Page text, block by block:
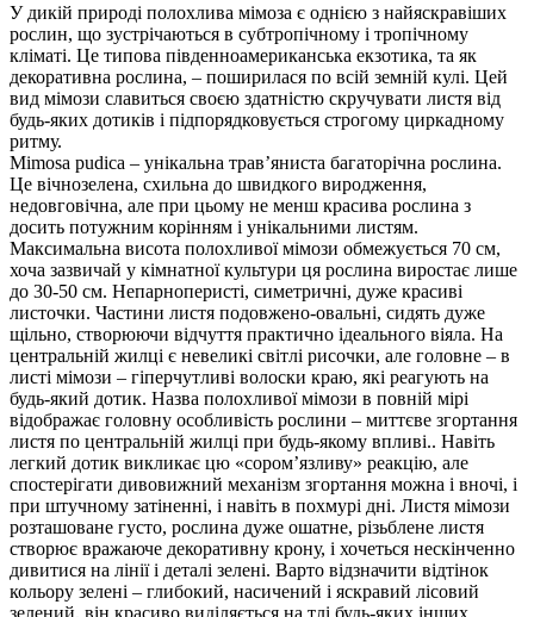
У дикій природі полохлива мімоза є однією з найяскравіших
рослин, що зустрічаються в субтропічному і тропічному
кліматі. Це типова південноамериканська екзотика, та як
декоративна рослина, – поширилася по всій земній кулі. Цей
вид мімози славиться своєю здатністю скручувати листя від
будь-яких дотиків і підпорядковується строгому циркадному
ритму.
Mimosa pudica – унікальна трав’яниста багаторічна рослина.
Це вічнозелена, схильна до швидкого виродження,
недовговічна, але при цьому не менш красива рослина з
досить потужним корінням і унікальними листям.
Максимальна висота полохливої мімози обмежується 70 см,
хоча зазвичай у кімнатної культури ця рослина виростає лише
до 30-50 см. Непарноперисті, симетричні, дуже красиві
листочки. Частини листя подовжено-овальні, сидять дуже
щільно, створюючи відчуття практично ідеального віяла. На
центральній жилці є невеликі світлі рисочки, але головне – в
листі мімози – гіперчутливі волоски краю, які реагують на
будь-який дотик. Назва полохливої мімози в повній мірі
відображає головну особливість рослини – миттєве згортання
листя по центральній жилці при будь-якому впливі.. Навіть
легкий дотик викликає цю «сором’язливу» реакцію, але
спостерігати дивовижний механізм згортання можна і вночі, і
при штучному затіненні, і навіть в похмурі дні. Листя мімози
розташоване густо, рослина дуже ошатне, різьблене листя
створює вражаюче декоративну крону, і хочеться нескінченно
дивитися на лінії і деталі зелені. Варто відзначити відтінок
кольору зелені – глибокий, насичений і яскравий лісовий
зелений, він красиво виділяється на тлі будь-яких інших